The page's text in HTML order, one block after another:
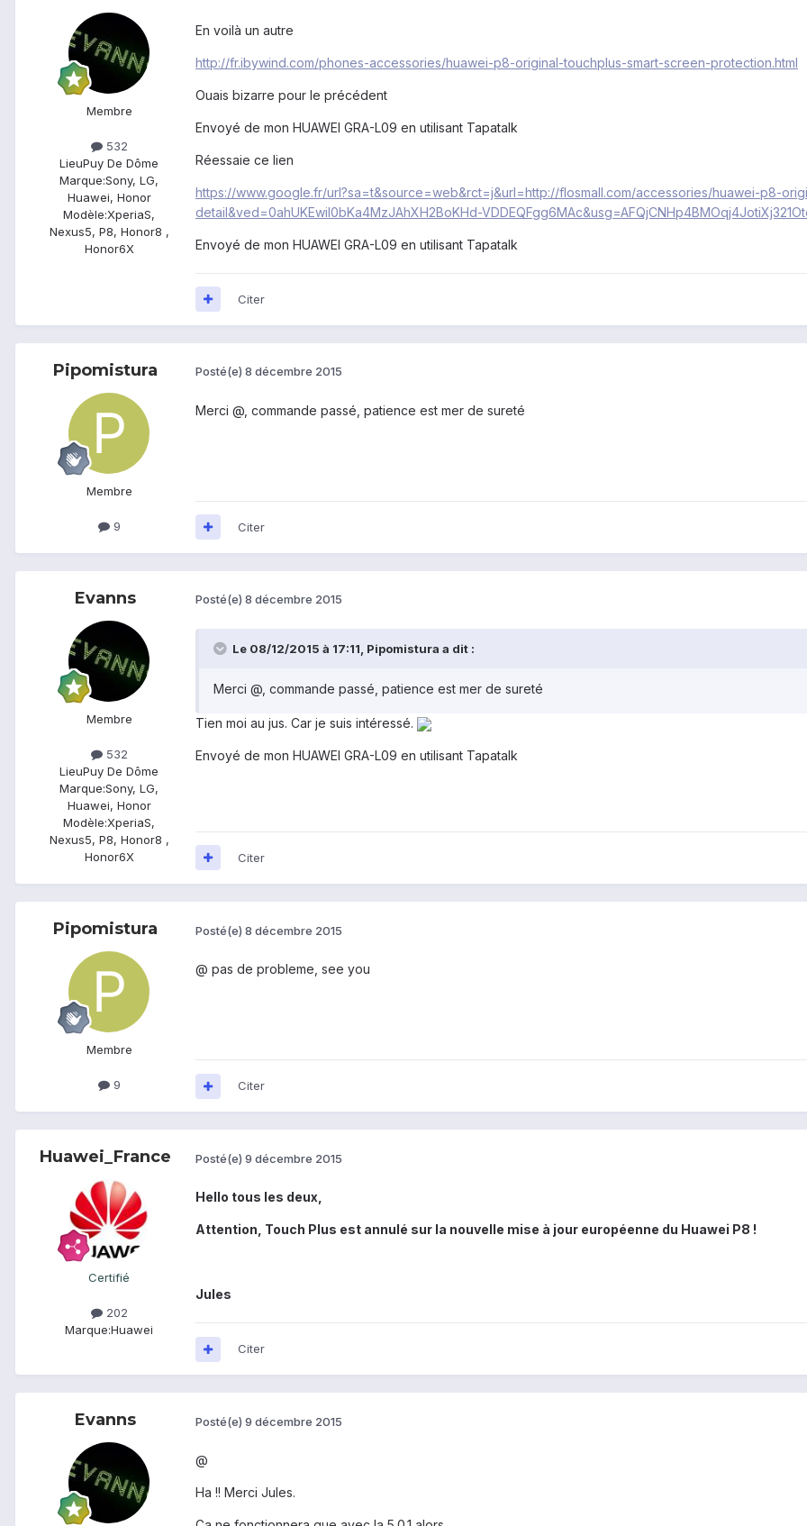
Membre
532
LieuPuy De Dôme
Marque:Sony, LG,
Huawei, Honor
Modèle:XperiaS,
Nexus5, P8, Honor8 ,
Honor6X
En voilà un autre
http://fr.ibywind.com/phones-accessories/huawei-p8-original-touchplus-smart-screen-protection.html
Ouais bizarre pour le précédent
Envoyé de mon HUAWEI GRA-L09 en utilisant Tapatalk
Réessaie ce lien
https://www.google.fr/url?sa=t&source=web&rct=j&url=http://flosmall.com/accessories/huawei-p8-
detail&ved=0ahUKEwiI0bKa4MzJAhXH2BoKHd-
Envoyé de mon HUAWEI GRA-L09 en utilisant Tapatalk
Citer
Pipomistura
Membre
9
Posté(e) 8 décembre 2015
Merci @ , commande passé, patience est mer de sureté
Citer
Evanns
Membre
532
LieuPuy De Dôme
Marque:Sony, LG,
Huawei, Honor
Modèle:XperiaS,
Nexus5, P8, Honor8 ,
Honor6X
Posté(e) 8 décembre 2015
Le 08/12/2015 à 17:11, Pipomistura a dit :
Merci @ , commande passé, patience est mer de sureté
Tien moi au jus. Car je suis intéressé.
Envoyé de mon HUAWEI GRA-L09 en utilisant Tapatalk
Citer
Pipomistura
Membre
9
Posté(e) 8 décembre 2015
@ pas de probleme, see you
Citer
Huawei_France
Certifié
202
Marque:Huawei
Posté(e) 9 décembre 2015
Hello tous les deux,
Attention, Touch Plus est annulé sur la nouvelle mise à jour européenne du Huawei P8 !
Jules
Citer
Evanns Posté(e) 9 décembre 2015
@
Ha !! Merci Jules.